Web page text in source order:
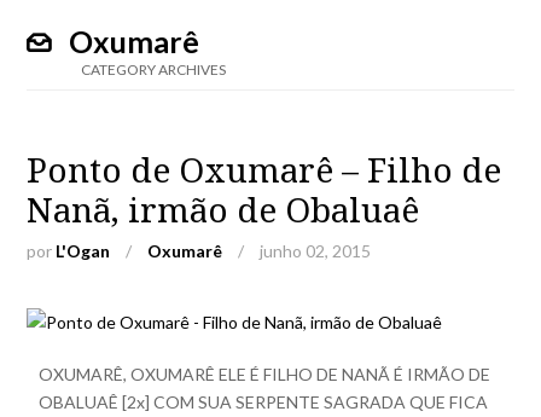
Oxumarê
CATEGORY ARCHIVES
Ponto de Oxumarê – Filho de
Nanã, irmão de Obaluaê
por L'Ogan / Oxumarê / junho 02, 2015
OXUMARÊ, OXUMARÊ ELE É FILHO DE NANÃ É IRMÃO DE
OBALUAÊ [2x] COM SUA SERPENTE SAGRADA QUE FICA